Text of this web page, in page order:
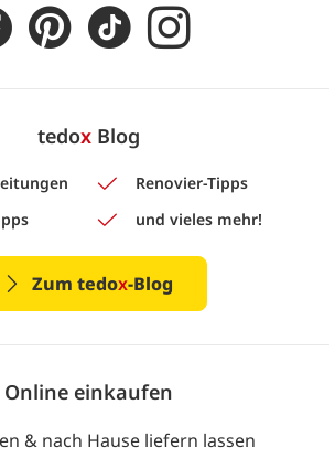
tedoxBlog
Renovier-Tipps
und vieles mehr!
Zum tedox-Blog
Online einkaufen
& nach Hause liefern lassen